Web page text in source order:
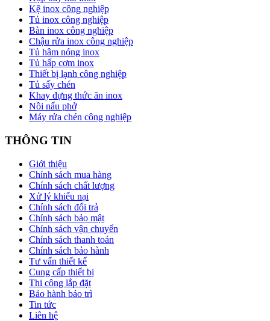
Kệ inox công nghiệp
Tủ inox công nghiệp
Bàn inox công nghiệp
Chậu rửa inox công nghiệp
Tủ hâm nóng inox
Tủ hấp cơm inox
Thiết bị lạnh công nghiệp
Tủ sấy chén
Khay đựng thức ăn inox
Nồi nấu phở
Máy rửa chén công nghiệp
THÔNG TIN
Giới thiệu
Chính sách mua hàng
Chính sách chất lượng
Xử lý khiếu nại
Chính sách đổi trả
Chính sách bảo mật
Chính sách vận chuyển
Chính sách thanh toán
Chính sách bảo hành
Tư vấn thiết kế
Cung cấp thiết bị
Thi công lắp đặt
Bảo hành bảo trì
Tin tức
Liên hệ